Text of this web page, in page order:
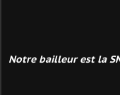
Notre bailleur est la